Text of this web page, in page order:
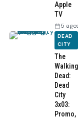
Apple
TV
5
DEAD
CITY
The
Walking
Dead:
Dead
City
3x03:
Promo,